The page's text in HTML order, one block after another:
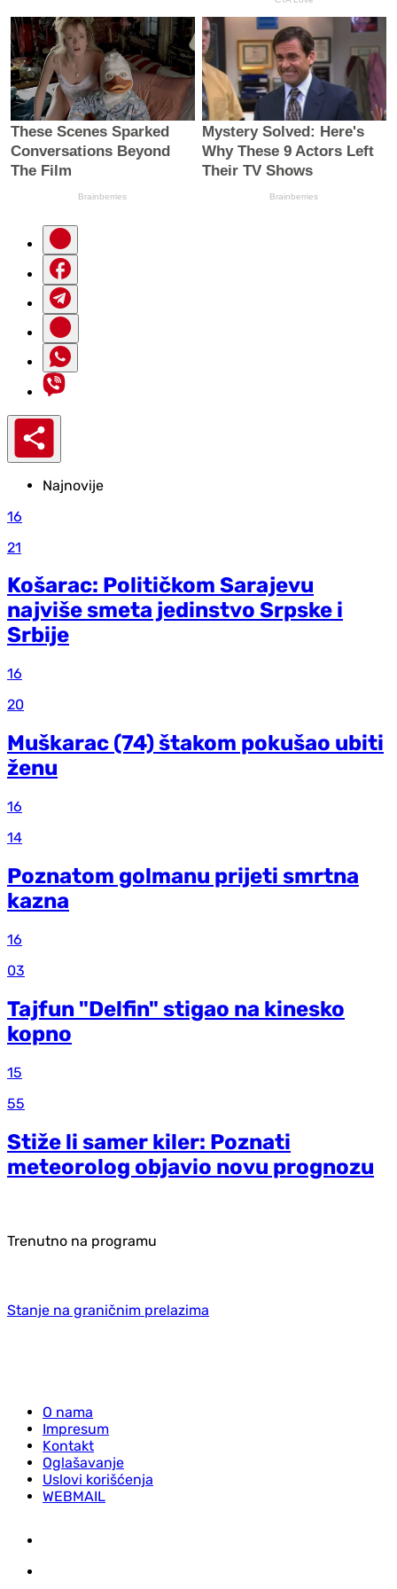
Najnovije
16
21
Košarac: Političkom Sarajevu
najviše smeta jedinstvo Srpske i
Srbije
16
20
Muškarac (74) štakom pokušao ubiti
ženu
16
14
Poznatom golmanu prijeti smrtna
kazna
16
03
Tajfun "Delfin" stigao na kinesko
kopno
15
55
Stiže li samer kiler: Poznati
meteorolog objavio novu prognozu
Trenutno na programu
Stanje na graničnim prelazima
O nama
Impresum
Kontakt
Oglašavanje
Uslovi korišćenja
WEBMAIL